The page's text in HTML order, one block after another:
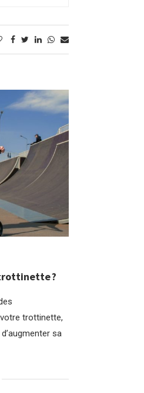
?
trottinette,
sa